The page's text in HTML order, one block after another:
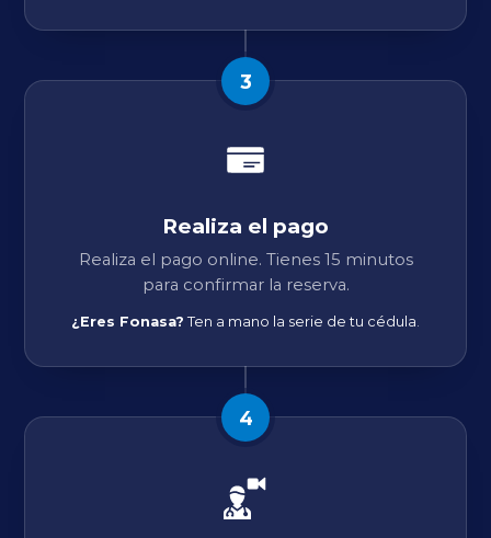
3
Realiza el pago
Realiza el pago online. Tienes 15 minutos
para confirmar la reserva.
¿Eres Fonasa? Ten a mano la serie de tu cédula.
4